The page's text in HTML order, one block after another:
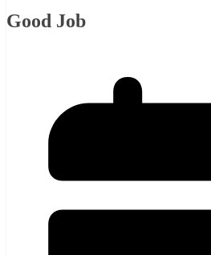
Good Job